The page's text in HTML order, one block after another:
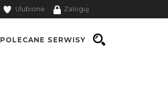
Ulubione Zaloguj
POLECANE SERWISY